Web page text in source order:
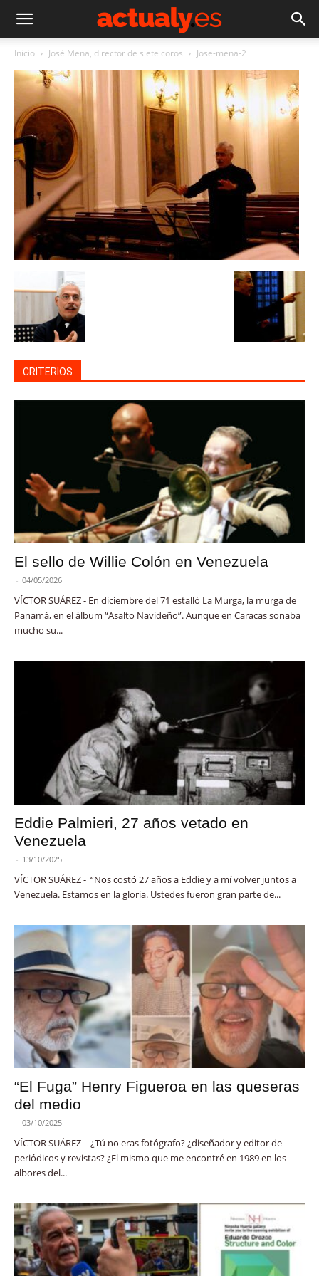
Inicio José Mena, director de siete coros Jose-mena-2
CRITERIOS
El sello de Willie Colón en Venezuela
- 04/05/2026
VÍCTOR SUÁREZ - En diciembre del 71 estalló La Murga, la murga de
Panamá, en el álbum “Asalto Navideño”. Aunque en Caracas sonaba
mucho su...
Eddie Palmieri, 27 años vetado en
Venezuela
- 13/10/2025
VÍCTOR SUÁREZ - “Nos costó 27 años a Eddie y a mí volver juntos a
Venezuela. Estamos en la gloria. Ustedes fueron gran parte de...
“El Fuga” Henry Figueroa en las queseras
del medio
- 03/10/2025
VÍCTOR SUÁREZ - ¿Tú no eras fotógrafo? ¿diseñador y editor de
periódicos y revistas? ¿El mismo que me encontré en 1989 en los
albores del...